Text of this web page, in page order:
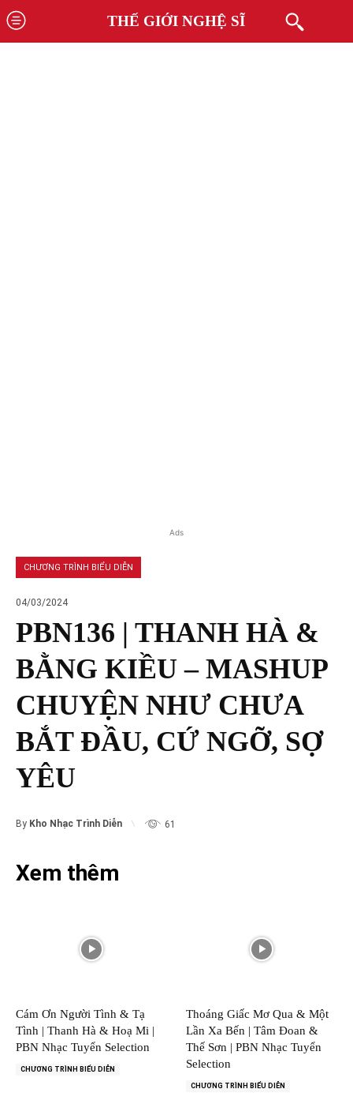
THẾ GIỚI NGHỆ SĨ
Ads
CHƯƠNG TRÌNH BIỂU DIỄN
04/03/2024
PBN136 | THANH HÀ &
BẰNG KIỀU – MASHUP
CHUYỆN NHƯ CHƯA
BẮT ĐẦU, CỨ NGỠ, SỢ
YÊU
By Kho Nhạc Trình Diễn 61
Xem thêm
Cám Ơn Người Tình & Tạ
Tình | Thanh Hà & Hoạ Mi |
PBN Nhạc Tuyển Selection
CHƯƠNG TRÌNH BIỂU DIỄN
Thoáng Giấc Mơ Qua & Một
Lần Xa Bến | Tâm Đoan &
Thế Sơn | PBN Nhạc Tuyển
Selection
CHƯƠNG TRÌNH BIỂU DIỄN